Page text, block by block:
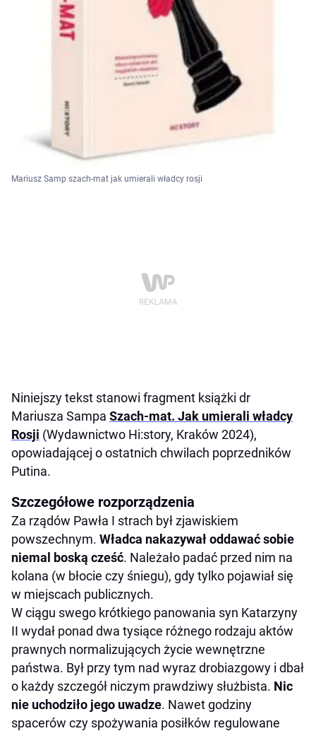
Mariusz Samp szach-mat jak umierali władcy rosji
Niniejszy tekst stanowi fragment książki dr
Mariusza Sampa Szach-mat. Jak umierali władcy
Rosji (Wydawnictwo Hi:story, Kraków 2024),
opowiadającej o ostatnich chwilach poprzedników
Putina.
Szczegółowe rozporządzenia
Za rządów Pawła I strach był zjawiskiem
powszechnym. Władca nakazywał oddawać sobie
niemal boską cześć. Należało padać przed nim na
kolana (w błocie czy śniegu), gdy tylko pojawiał się
w miejscach publicznych.
W ciągu swego krótkiego panowania syn Katarzyny
II wydał ponad dwa tysiące różnego rodzaju aktów
prawnych normalizujących życie wewnętrzne
państwa. Był przy tym nad wyraz drobiazgowy i dbał
o każdy szczegół niczym prawdziwy służbista. Nic
nie uchodziło jego uwadze. Nawet godziny
spacerów czy spożywania posiłków regulowane